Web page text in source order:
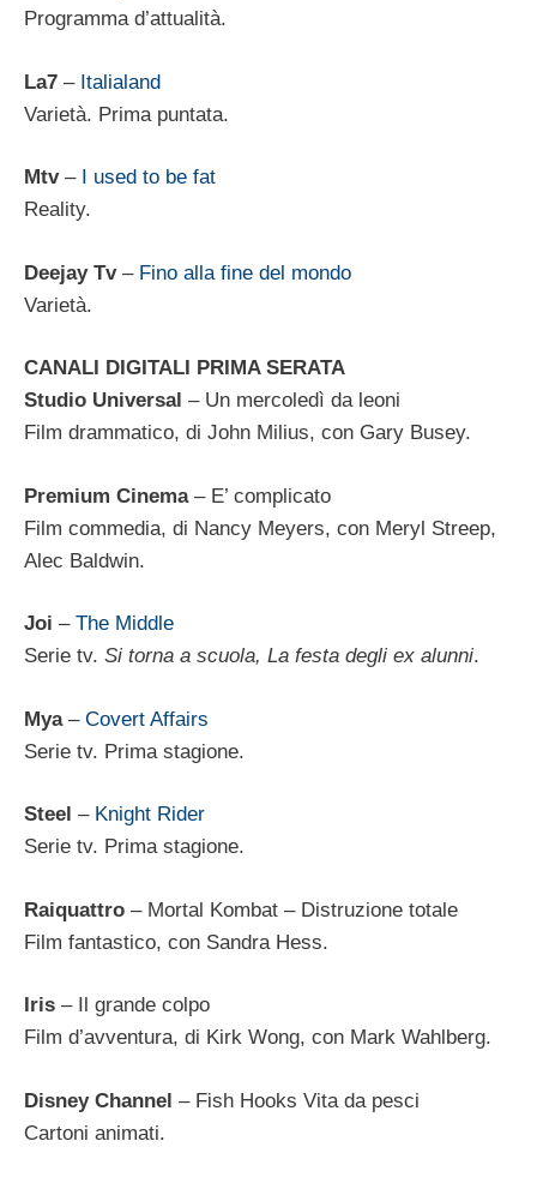
Programma d’attualità.
La7 – Italialand
Varietà. Prima puntata.
Mtv–
I used to be fat
Reality.
Deejay Tv– Fino alla fine del mondo
Varietà.
CANALI DIGITALI PRIMA SERATA
Studio Universal – Un mercoledì da leoni
Film drammatico, di John Milius, con Gary Busey.
Premium Cinema– E’ complicato
Film commedia, di Nancy Meyers, con Meryl Streep,
Alec Baldwin.
Joi – The Middle
Serie tv. Si torna a scuola, La festa degli ex alunni.
Mya– Covert Affairs
Serie tv. Prima stagione.
Steel – Knight Rider
Serie tv. Prima stagione.
Raiquattro – Mortal Kombat – Distruzione totale
Film fantastico, con Sandra Hess.
Iris – Il grande colpo
Film d’avventura, di Kirk Wong, con Mark Wahlberg.
Disney Channel – Fish Hooks Vita da pesci
Cartoni animati.